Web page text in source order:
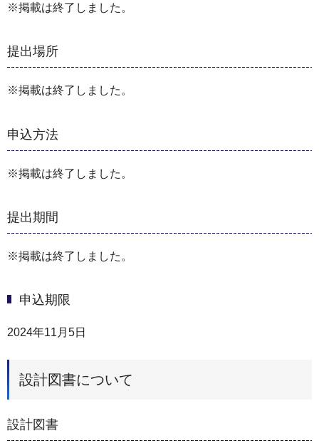
※掲載は終了しました。
提出場所
※掲載は終了しました。
申込方法
※掲載は終了しました。
提出期間
※掲載は終了しました。
申込期限
2024年11月5日
設計図書について
設計図書